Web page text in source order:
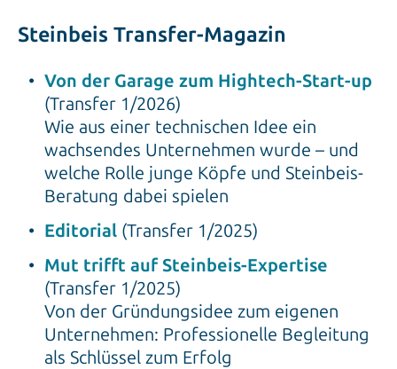
Steinbeis Transfer-Magazin
Von der Garage zum Hightech-Start-up
(Transfer 1/2026)
Wie aus einer technischen Idee ein
wachsendes Unternehmen wurde – und
welche Rolle junge Köpfe und Steinbeis-
Beratung dabei spielen
Editorial (Transfer 1/2025)
Mut trifft auf Steinbeis-Expertise
(Transfer 1/2025)
Von der Gründungsidee zum eigenen
Unternehmen: Professionelle Begleitung
als Schlüssel zum Erfolg